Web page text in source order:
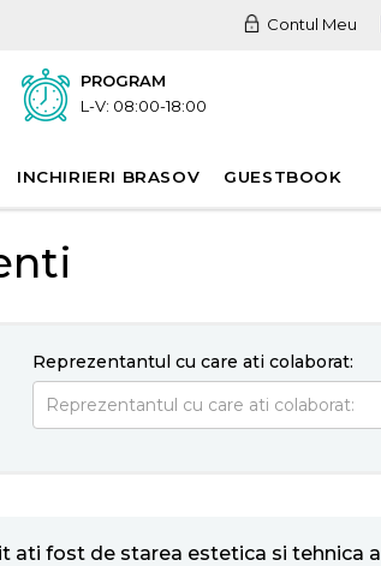
Contul Meu
PROGRAM
L-V: 08:00-18:00
INCHIRIERI BRASOV GUESTBOOK
Reprezentantul cu care ati colaborat:
ati fost de starea estetica si tehnica a